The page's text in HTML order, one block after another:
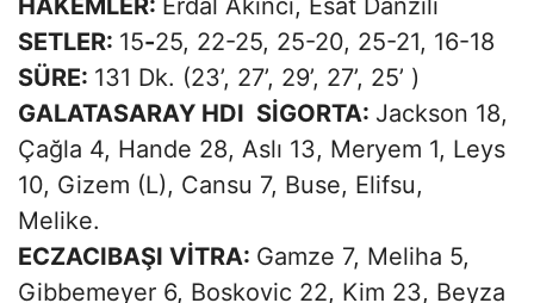
HAKEMLER: Erdal Akıncı, Esat Danzili
SETLER: 15-25, 22-25, 25-20, 25-21, 16-18
SÜRE: 131 Dk. (23’, 27’, 29’, 27’, 25’ )
GALATASARAY HDI SİGORTA: Jackson 18,
Çağla 4, Hande 28, Aslı 13, Meryem 1, Leys
10, Gizem (L), Cansu 7, Buse, Elifsu,
Melike.
ECZACIBAŞI VİTRA: Gamze 7, Meliha 5,
Gibbemeyer 6, Boskovic 22, Kim 23, Beyza